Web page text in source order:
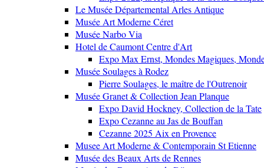
Le Musée Départemental Arles Antique
Musée Art Moderne Céret
Musée Narbo Via
Hotel de Caumont Centre d'Art
Expo Max Ernst, Mondes Magiques,
Musée Soulages à Rodez
Pierre Soulages, le maître de l'Outrenoir
Musée Granet & Collection Jean Planque
Expo David Hockney, Collection de la Tate
Expo Cezanne au Jas de Bouffan
Cezanne 2025 Aix en Provence
Musee Art Moderne & Contemporain St Etienne
Musée des Beaux Arts de Rennes